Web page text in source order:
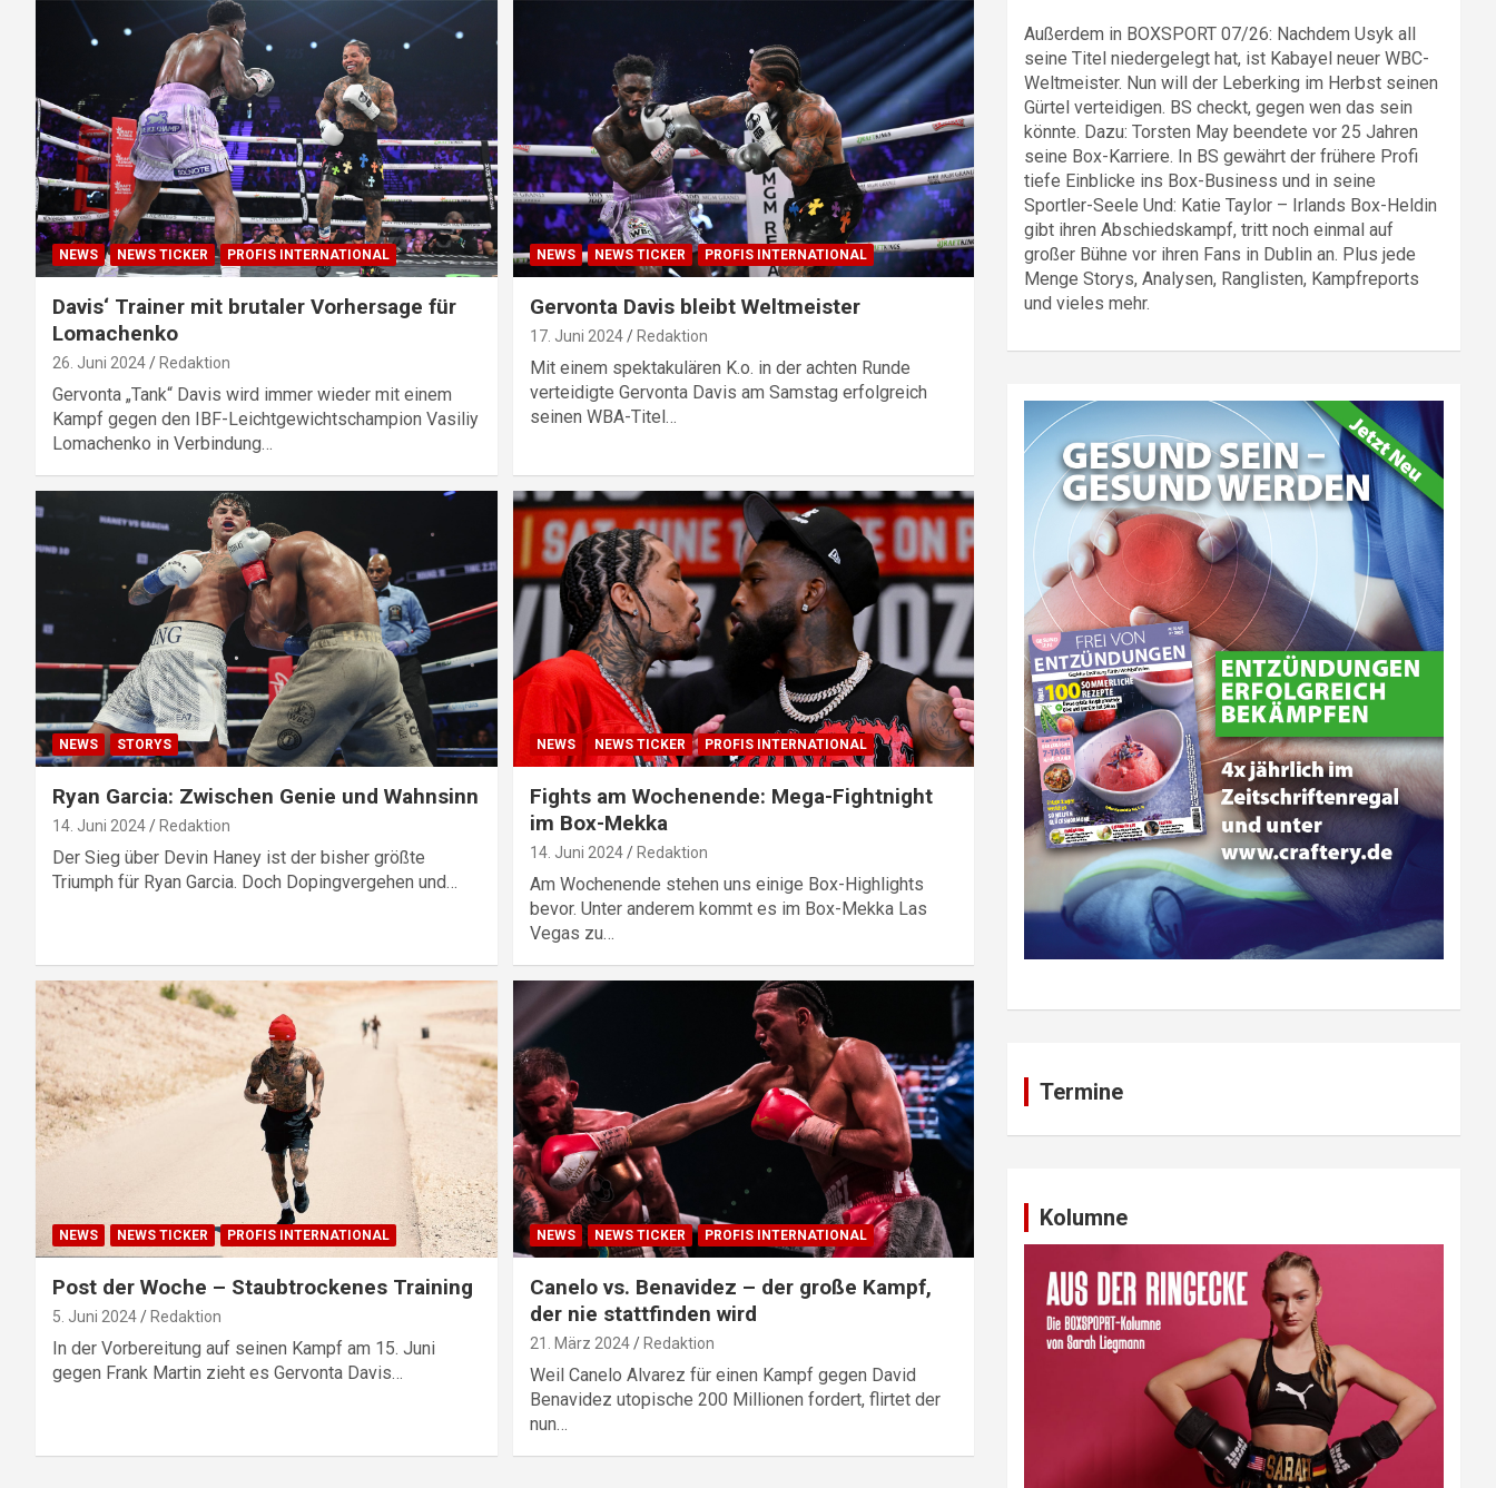
NEWS NEWS TICKER PROFIS INTERNATIONAL
Davis‘ Trainer mit brutaler Vorhersage für
Lomachenko
26. Juni 2024 Redaktion
Gervonta „Tank“ Davis wird immer wieder mit einem
Kampf gegen den IBF-Leichtgewichtschampion Vasiliy
Lomachenko in Verbindung…
NEWS NEWS TICKER PROFIS INTERNATIONAL
Gervonta Davis bleibt Weltmeister
17. Juni 2024 Redaktion
Mit einem spektakulären K.o. in der achten Runde
verteidigte Gervonta Davis am Samstag erfolgreich
seinen WBA-Titel…
NEWS STORYS
Ryan Garcia: Zwischen Genie und Wahnsinn
14. Juni 2024 Redaktion
Der Sieg über Devin Haney ist der bisher größte
Triumph für Ryan Garcia. Doch Dopingvergehen und…
NEWS NEWS TICKER PROFIS INTERNATIONAL
Fights am Wochenende: Mega-Fightnight
im Box-Mekka
14. Juni 2024 Redaktion
Am Wochenende stehen uns einige Box-Highlights
bevor. Unter anderem kommt es im Box-Mekka Las
Vegas zu…
NEWS NEWS TICKER PROFIS INTERNATIONAL
Post der Woche – Staubtrockenes Training
5. Juni 2024 Redaktion
In der Vorbereitung auf seinen Kampf am 15. Juni
gegen Frank Martin zieht es Gervonta Davis…
NEWS NEWS TICKER PROFIS INTERNATIONAL
Canelo vs. Benavidez – der große Kampf,
der nie stattfinden wird
21. März 2024 Redaktion
Weil Canelo Alvarez für einen Kampf gegen David
Benavidez utopische 200 Millionen fordert, flirtet der
nun…
Außerdem in BOXSPORT 07/26: Nachdem Usyk all
seine Titel niedergelegt hat, ist Kabayel neuer WBC-
Weltmeister. Nun will der Leberking im Herbst seinen
Gürtel verteidigen. BS checkt, gegen wen das sein
könnte. Dazu: Torsten May beendete vor 25 Jahren
seine Box-Karriere. In BS gewährt der frühere Profi
tiefe Einblicke ins Box-Business und in seine
Sportler-Seele Und: Katie Taylor – Irlands Box-Heldin
gibt ihren Abschiedskampf, tritt noch einmal auf
großer Bühne vor ihren Fans in Dublin an. Plus jede
Menge Storys, Analysen, Ranglisten, Kampfreports
und vieles mehr.
Termine
Kolumne